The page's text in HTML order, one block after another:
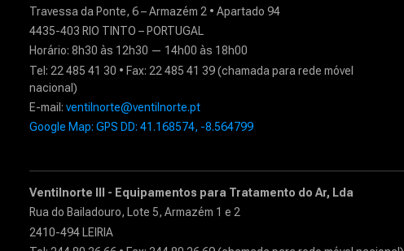
Travessa da Ponte, 6 – Armazém 2 • Apartado 94
4435-403 RIO TINTO – PORTUGAL
Horário: 8h30 às 12h30 — 14h00 às 18h00
Tel: 22 485 41 30 • Fax: 22 485 41 39 (chamada para rede móvel
nacional)
E-mail: ventilnorte@ventilnorte.pt
Google Map: GPS DD: 41.168574, -8.564799
Ventilnorte III - Equipamentos para Tratamento do Ar, Lda
Rua do Bailadouro, Lote 5, Armazém 1 e 2
2410-494 LEIRIA